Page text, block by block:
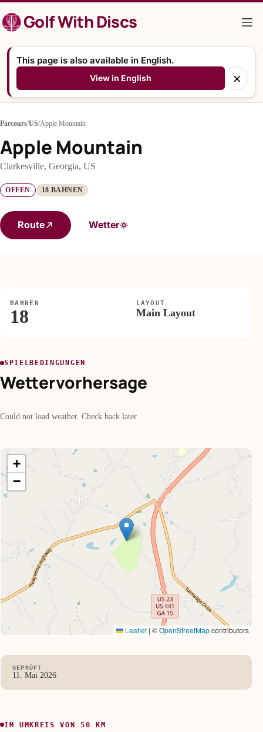
Inhalt
springenGolf With Discs
This page is also available in English.
View in English ×
Parcours/US/Apple Mountain
Apple Mountain
Clarkesville, Georgia, US
OFFEN 18 BAHNEN
Route Wetter
BAHNEN
18
LAYOUT
Main Layout
SPIELBEDINGUNGEN
Wettervorhersage
Could not load weather. Check back later.
+
−
Leaflet | ©OpenStreetMapcontributors
GEPRÜFT
11. Mai 2026
IM UMKREIS VON 50 KM